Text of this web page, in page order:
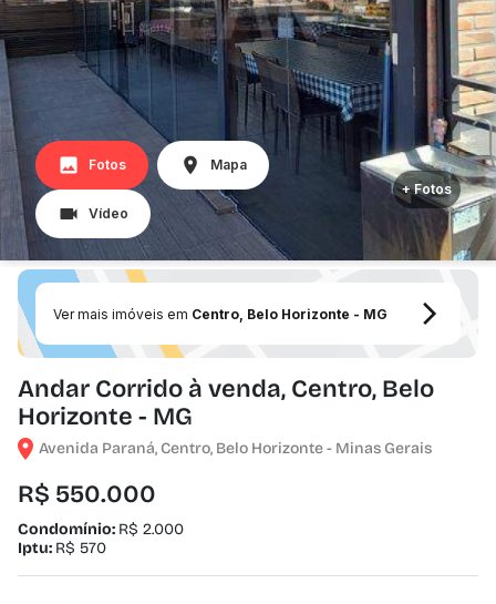
Fotos Mapa
Vídeo
+ Fotos
Ver mais imóveis em Centro, Belo Horizonte - MG
Andar Corrido à venda, Centro, Belo
Horizonte - MG
Avenida Paraná, Centro, Belo Horizonte - Minas Gerais
R$ 550.000
Condomínio: R$ 2.000
Iptu: R$ 570